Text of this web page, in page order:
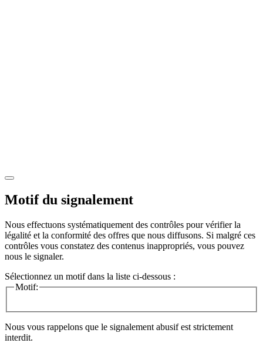
Motif du signalement
Nous effectuons systématiquement des contrôles pour vérifier la
légalité et la conformité des offres que nous diffusons. Si malgré ces
contrôles vous constatez des contenus inappropriés, vous pouvez
nous le signaler.
Sélectionnez un motif dans la liste ci-dessous :
Motif:
Nous vous rappelons que le signalement abusif est strictement
interdit.